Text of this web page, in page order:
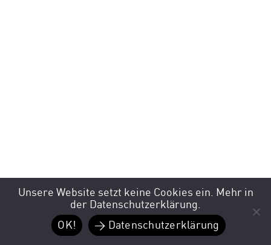
Unsere Website setzt keine Cookies ein. Mehr in
der Datenschutzerklärung.
OK!
> Datenschutzerklärung